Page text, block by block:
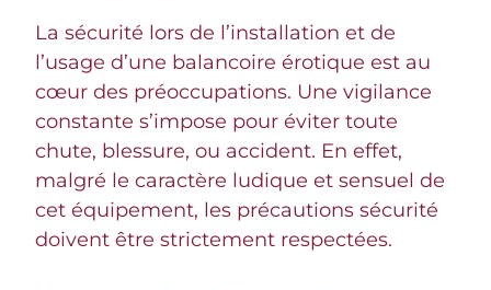
La sécurité lors de l’installation et de
l’usage d’une balancoire érotique est au
cœur des préoccupations. Une vigilance
constante s’impose pour éviter toute
chute, blessure, ou accident. En effet,
malgré le caractère ludique et sensuel de
cet équipement, les précautions sécurité
doivent être strictement respectées.